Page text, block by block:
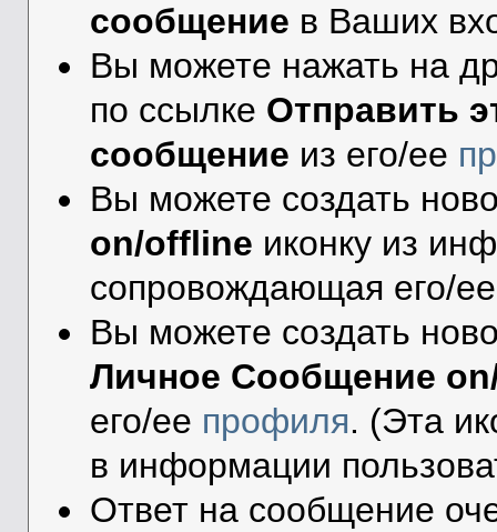
сообщение в Ваших
Вы можете нажать на
по ссылке Отправить
сообщение из его/ее
Вы можете создать
on/offline иконку из
сопровождающая его/
Вы можете создать
Личное Сообщение
его/ее профиля. (Эта
в информации
Ответ на сообщение